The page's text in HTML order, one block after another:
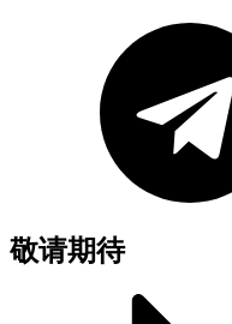
敬请期待